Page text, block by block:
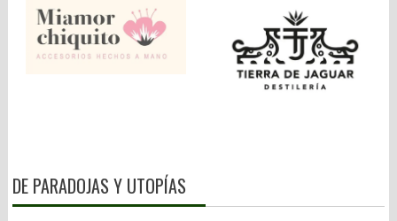
DE PARADOJAS Y UTOPÍAS